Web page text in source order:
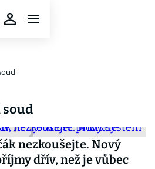
soud
nezkoušejte. Nový
dřív, než je vůbec